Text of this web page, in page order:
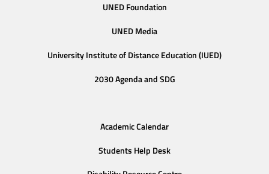
UNED Foundation
UNED Media
University Institute of Distance Education (IUED)
2030 Agenda and SDG
Academic Calendar
Students Help Desk